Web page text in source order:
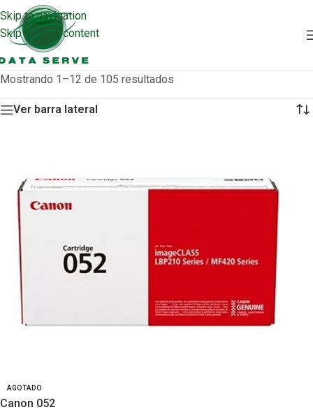
Skip to navigation
Skip to main content
Mostrando 1–12 de 105 resultados
Ver barra lateral
AGOTADO
Canon 052